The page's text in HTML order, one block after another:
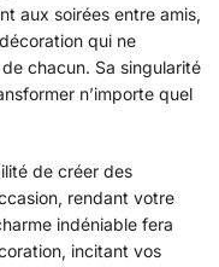
aux soirées entre amis,
qui ne
chacun. Sa singularité
n’importe quel
de créer des
rendant votre
indéniable fera
incitant vos